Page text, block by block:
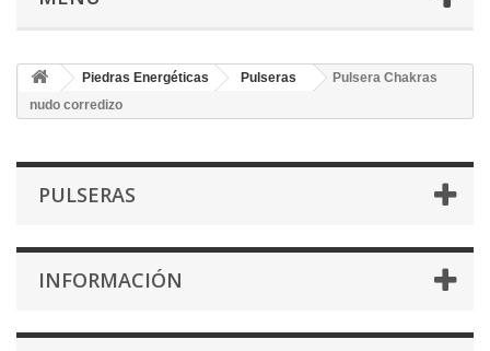
Piedras Energéticas Pulseras
Pulsera Chakras
nudo corredizo
PULSERAS
INFORMACIÓN